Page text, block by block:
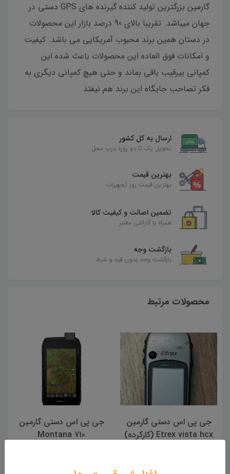
گارمین بزرگترین تولید کننده گیرنده های GPS دستی در
جهان میباشد. تقریبا بالای 90 درصد بازار این محصولات
در دستان همین برند محبوب آمریکایی می باشد. کیفیت
و امکانات فوق العاده این محصولات باعث شده این
کمپانی بیرقیب باقی بماند و حتی هیچ کمپانی دیگری به
فکر تصاحب جایگاه این برند هم نیفتد.
ارسال به کل کشور
تحویل یک تا دو روزه درب محل
بهترین قیمت
بهترین قیمت روز تجهیزات
تضمین اصالت و کیفیت کالا
همراه با گارانتی معتبر
بازگشت وجه
بازگشت وجه بدون قید و شرط
محصولات مرتبط
جی پی اس دستی گارمین
Montana 710
جی پی اس دستی گارمین
مدل eTrex SOLAR